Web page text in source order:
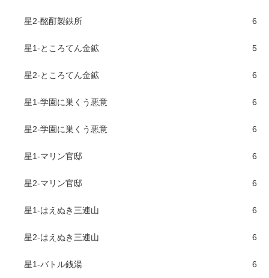
星2-酩酊製鉄所 6
星1-ところてん金鉱 5
星2-ところてん金鉱 6
星1-学園に巣くう悪意 6
星2-学園に巣くう悪意 6
星1-マリン官邸 6
星2-マリン官邸 6
星1-はえぬき三連山 6
星2-はえぬき三連山 6
星1-バトル銭湯 6